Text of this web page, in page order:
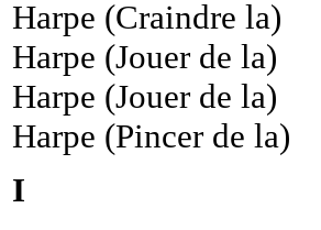
Harpe (Craindre la)
Harpe (Jouer de la)
Harpe (Jouer de la)
Harpe (Pincer de la)
I